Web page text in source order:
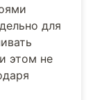
для
этом не